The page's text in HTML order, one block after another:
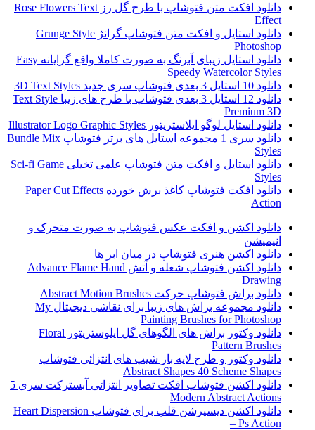
دانلود افکت متن فتوشاپ با طرح گل رز Rose Flowers Text
Effect
دانلود استایل و افکت متن فتوشاپ گرانژ Grunge Style
Photoshop
دانلود استایل زیبای آبرنگ به صورت کاملا واقع گرایانه Easy
Speedy Watercolor Styles
دانلود 10 استایل 3 بعدی فتوشاپ سری جدید 3D Text Styles
دانلود 12 استایل 3 بعدی فتوشاپ با طرح های زیبا Text Style
Premium 3D
دانلود استایل لوگو ایلاستریتور Illustrator Logo Graphic Styles
دانلود سری 1 مجموعه استایل های برتر فتوشاپ Bundle Mix
Styles
دانلود استایل و افکت متن فتوشاپ علمی تخیلی Sci-fi Game
Styles
دانلود افکت فتوشاپ کاغذ برش خورده Paper Cut Effects
Action
دانلود اکشن و افکت عکس فتوشاپ به صورت متحرک و
انیمیشن
دانلود اکشن هنری فتوشاپ در میان ابر ها
دانلود اکشن فتوشاپ شعله و آتش Advance Flame Hand
Drawing
دانلود براش فتوشاپ حرکت Abstract Motion Brushes
دانلود مجموعه براش های زیبا برای نقاشی دیجیتال My
Painting Brushes for Photoshop
دانلود وکتور براش های الگوهای گل ایلوستریتور Floral
Pattern Brushes
دانلود وکتور و طرح لایه باز شیپ های انتزائی فتوشاپ
Abstract Shapes 40 Scheme Shapes
دانلود اکشن فتوشاپ افکت تصاویر انتزائی آبسترکت سری 5
Modern Abstract Actions
دانلود اکشن دیسپرشن قلب برای فتوشاپ Heart Dispersion
– Ps Action